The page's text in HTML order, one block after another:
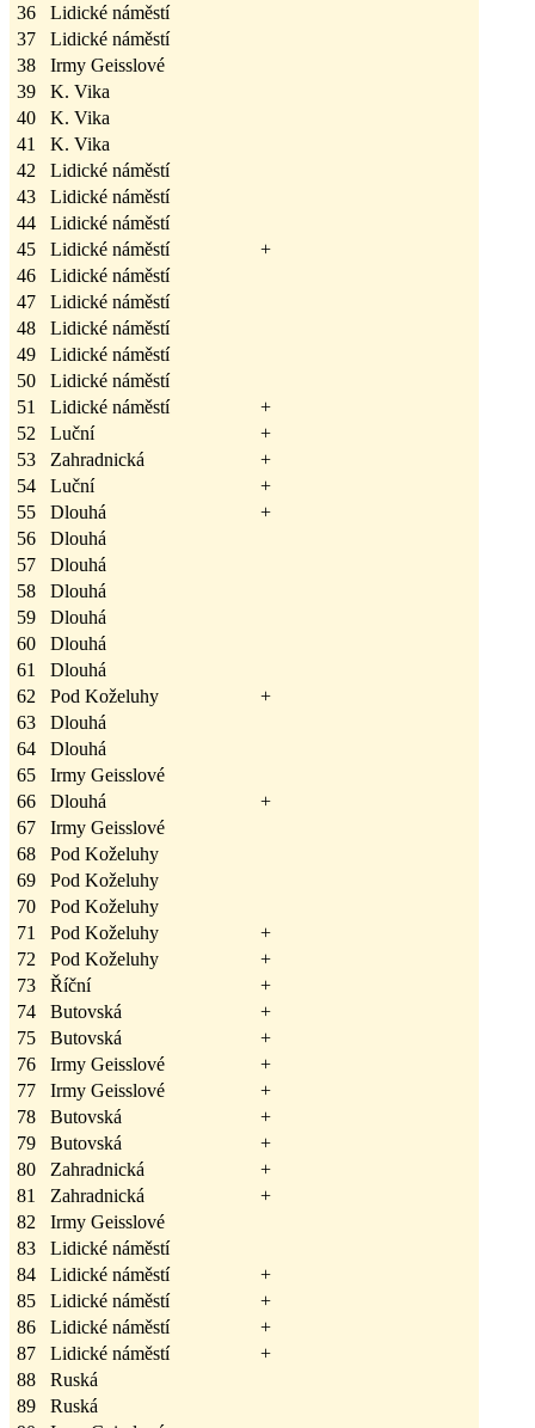
36
Lidické náměstí
37
Lidické náměstí
38
Irmy Geisslové
39
K. Vika
40
K. Vika
41
K. Vika
42
Lidické náměstí
43
Lidické náměstí
44
Lidické náměstí
45
Lidické náměstí
+
46
Lidické náměstí
47
Lidické náměstí
48
Lidické náměstí
49
Lidické náměstí
50
Lidické náměstí
51
Lidické náměstí
+
52
Luční
+
53
Zahradnická
+
54
Luční
+
55
Dlouhá
+
56
Dlouhá
57
Dlouhá
58
Dlouhá
59
Dlouhá
60
Dlouhá
61
Dlouhá
62
Pod Koželuhy
+
63
Dlouhá
64
Dlouhá
65
Irmy Geisslové
66
Dlouhá
+
67
Irmy Geisslové
68
Pod Koželuhy
69
Pod Koželuhy
70
Pod Koželuhy
71
Pod Koželuhy
+
72
Pod Koželuhy
+
73
Říční
+
74
Butovská
+
75
Butovská
+
76
Irmy Geisslové
+
77
Irmy Geisslové
+
78
Butovská
+
79
Butovská
+
80
Zahradnická
+
81
Zahradnická
+
82
Irmy Geisslové
83
Lidické náměstí
84
Lidické náměstí
+
85
Lidické náměstí
+
86
Lidické náměstí
+
87
Lidické náměstí
+
88
Ruská
89
Ruská